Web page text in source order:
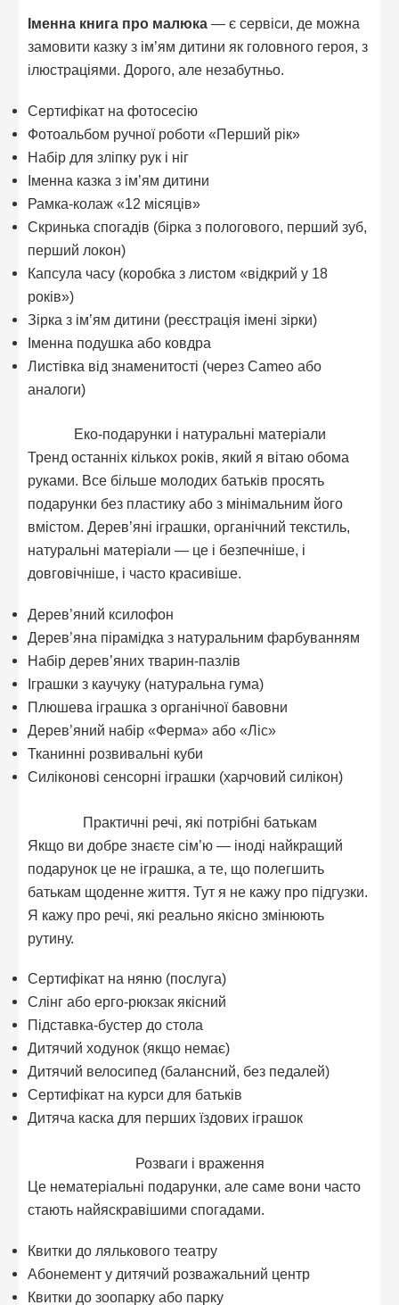
Іменна книга про малюка — є сервіси, де можна
замовити казку з ім’ям дитини як головного героя, з
ілюстраціями. Дорого, але незабутньо.
Сертифікат на фотосесію
Фотоальбом ручної роботи «Перший рік»
Набір для зліпку рук і ніг
Іменна казка з ім’ям дитини
Рамка-колаж «12 місяців»
Скринька спогадів (бірка з пологового, перший зуб,
перший локон)
Капсула часу (коробка з листом «відкрий у 18
років»)
Зірка з ім’ям дитини (реєстрація імені зірки)
Іменна подушка або ковдра
Листівка від знаменитості (через Cameo або
аналоги)
Еко-подарунки і натуральні матеріали
Тренд останніх кількох років, який я вітаю обома
руками. Все більше молодих батьків просять
подарунки без пластику або з мінімальним його
вмістом. Дерев’яні іграшки, органічний текстиль,
натуральні матеріали — це і безпечніше, і
довговічніше, і часто красивіше.
Дерев’яний ксилофон
Дерев’яна пірамідка з натуральним фарбуванням
Набір дерев’яних тварин-пазлів
Іграшки з каучуку (натуральна гума)
Плюшева іграшка з органічної бавовни
Дерев’яний набір «Ферма» або «Ліс»
Тканинні розвивальні куби
Силіконові сенсорні іграшки (харчовий силікон)
Практичні речі, які потрібні батькам
Якщо ви добре знаєте сім’ю — іноді найкращий
подарунок це не іграшка, а те, що полегшить
батькам щоденне життя. Тут я не кажу про підгузки.
Я кажу про речі, які реально якісно змінюють
рутину.
Сертифікат на няню (послуга)
Слінг або ерго-рюкзак якісний
Підставка-бустер до стола
Дитячий ходунок (якщо немає)
Дитячий велосипед (балансний, без педалей)
Сертифікат на курси для батьків
Дитяча каска для перших їздових іграшок
Розваги і враження
Це нематеріальні подарунки, але саме вони часто
стають найяскравішими спогадами.
Квитки до лялькового театру
Абонемент у дитячий розважальний центр
Квитки до зоопарку або парку